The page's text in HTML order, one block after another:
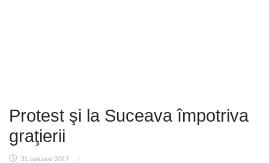
Protest şi la Suceava împotriva
graţierii
31 ianuarie 2017 /